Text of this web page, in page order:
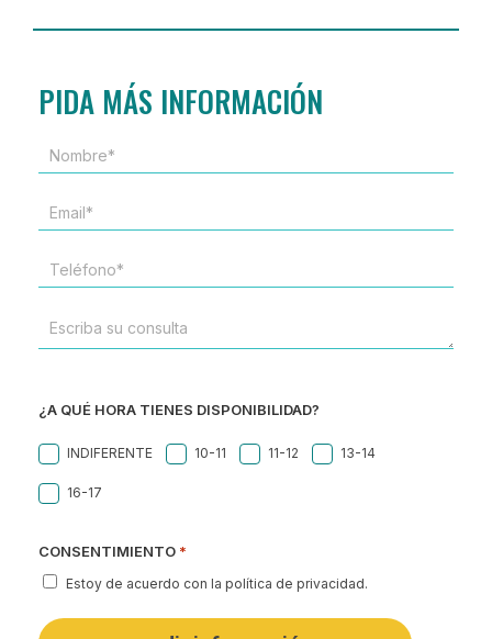
PIDA MÁS INFORMACIÓN
NOMBRE*
*
EMAIL
*
TELÉFONO
*
ESCRIBA
SU
¿A QUÉ HORA TIENES DISPONIBILIDAD?
INDIFERENTE 10-11 11-12 13-14
16-17
CONSENTIMIENTO *
Estoy de acuerdo con la política de privacidad.